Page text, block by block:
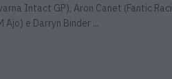
Intact GP), Aron Canet (Fantic
e Darryn Binder ...